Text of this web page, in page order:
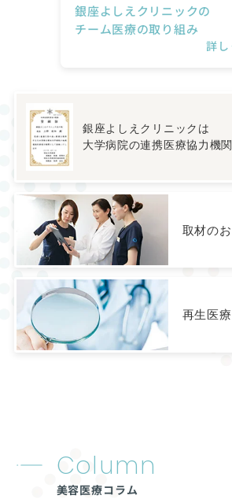
銀座よしえクリニックの
チーム医療の取り組み
詳
銀座よしえクリニックは
大学病院の連携医療協力機関
取材の
再生医
Column
美容医療コラム